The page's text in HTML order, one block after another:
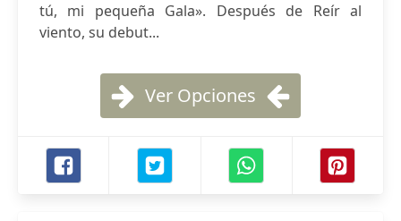
tú, mi pequeña Gala». Después de Reír al
viento, su debut...
Ver Opciones